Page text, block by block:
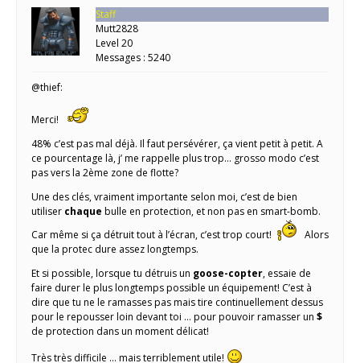
Staff
Mutt2828
Level 20
Messages : 5240
@thief:
Merci!
48% c’est pas mal déjà. Il faut persévérer, ça vient petit à petit. A
ce pourcentage là, j’ me rappelle plus trop… grosso modo c’est
pas vers la 2ème zone de flotte?
Une des clés, vraiment importante selon moi, c’est de bien
utiliser chaque bulle en protection, et non pas en smart-bomb.
Car même si ça détruit tout à l’écran, c’est trop court!
Alors
que la protec dure assez longtemps.
Et si possible, lorsque tu détruis un goose-copter, essaie de
faire durer le plus longtemps possible un équipement! C’est à
dire que tu ne le ramasses pas mais tire continuellement dessus
pour le repousser loin devant toi … pour pouvoir ramasser un $
de protection dans un moment délicat!
Très très difficile … mais terriblement utile!